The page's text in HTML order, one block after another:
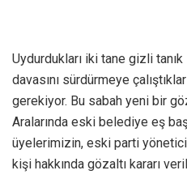
Uydurdukları iki tane gizli
davasını sürdürmeye
gerekiyor. Bu sabah yeni bir
Aralarında eski belediye eş
üyelerimizin, eski parti
kişi hakkında gözaltı kararı